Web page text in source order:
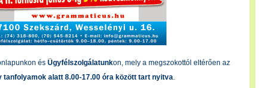
ésÜgyfélszolgálatunkon, mely a megszokottól eltérően az
tanfolyamok alatt 8.00-17.00 óra között tart nyitva.